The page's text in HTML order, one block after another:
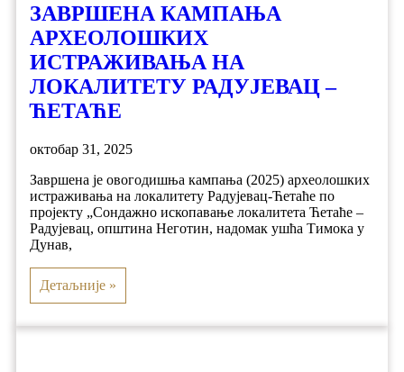
ЗАВРШЕНА КАМПАЊА
АРХЕОЛОШКИХ
ИСТРАЖИВАЊА НА
ЛОКАЛИТЕТУ РАДУЈЕВАЦ –
ЋЕТАЋЕ
октобар 31, 2025
Завршена је овогодишња кампања (2025) археолошких
истраживања на локалитету Радујевац-Ћетаће по
пројекту „Сондажно ископавање локалитета Ћетаће –
Радујевац, општина Неготин, надомак ушћа Тимока у
Дунав,
Детаљније »